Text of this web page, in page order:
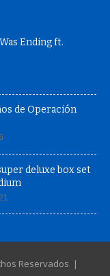
Ending ft.
de Operación
deluxe box set
Reservados |